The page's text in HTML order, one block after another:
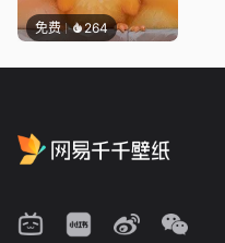
免费 264